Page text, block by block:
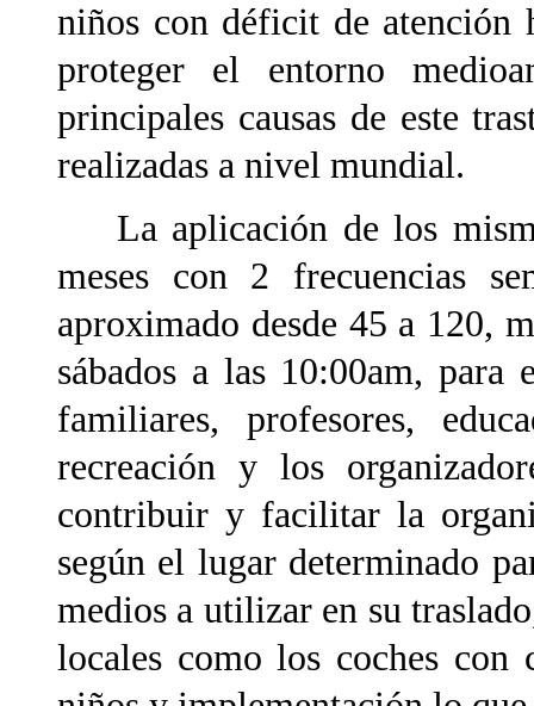
niños con déficit de atención
proteger el entorno
principales causas de este
realizadas a nivel mundial.
La aplicación de los
meses con 2 frecuencias
aproximado desde 45 a 120,
sábados a las 10:00am,
familiares, profesores,
recreación y los
contribuir y facilitar la
según el lugar determinado
medios a utilizar en su
locales como los coches con